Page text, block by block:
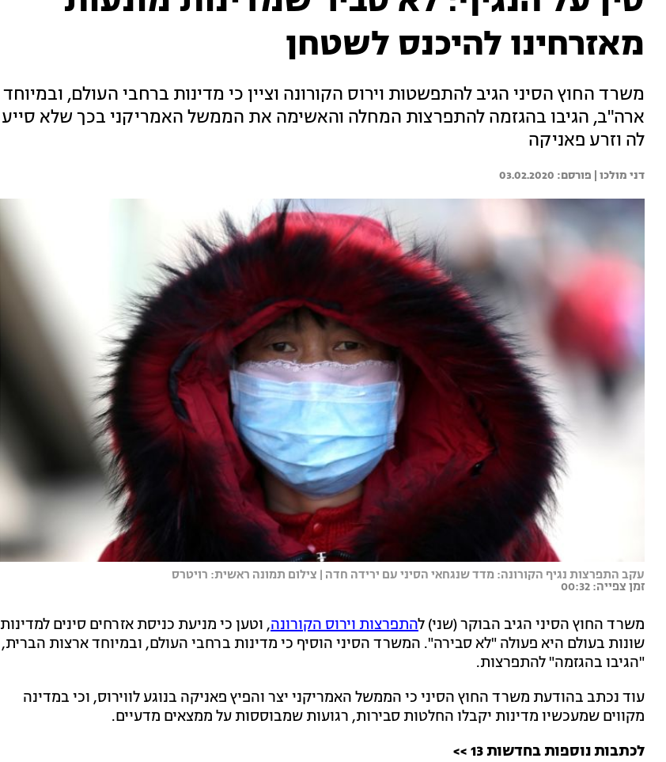
מאזרחינו להיכנס לשטחן
משרד החוץ הסיני הגיב להתפשטות וירוס הקורונה וציין כי מדינות ברחבי העולם, ובמיוחד
ארה"ב, הגיבו בהגזמה להתפרצות המחלה והאשימה את הממשל האמריקני בכך שלא סייע
לה וזרע פאניקה
דני מולכו | 03.02.2020
עקב התפרצות נגיף הקורונה: מדד שנגחאי הסיני עם ירידה חדה | צילום תמונה ראשית: רויטרס
זמן צפייה: 00:32
משרד החוץ הסיני הגיב הבוקר (שני) להתפרצות וירוס הקורונה, וטען כי מניעת כניסת אזרחים סינים למדינות
שונות בעולם היא פעולה "לא סבירה". המשרד הסיני הוסיף כי מדינות ברחבי העולם, ובמיוחד ארצות הברית,
"הגיבו בהגזמה" להתפרצות.
עוד נכתב בהודעת משרד החוץ הסיני כי הממשל האמריקני יצר והפיץ פאניקה בנוגע לווירוס, וכי במדינה
מקווים שמעכשיו מדינות יקבלו החלטות סבירות, רגועות שמבוססות על ממצאים מדעיים.
לכתבות נוספות בחדשות 13 >>